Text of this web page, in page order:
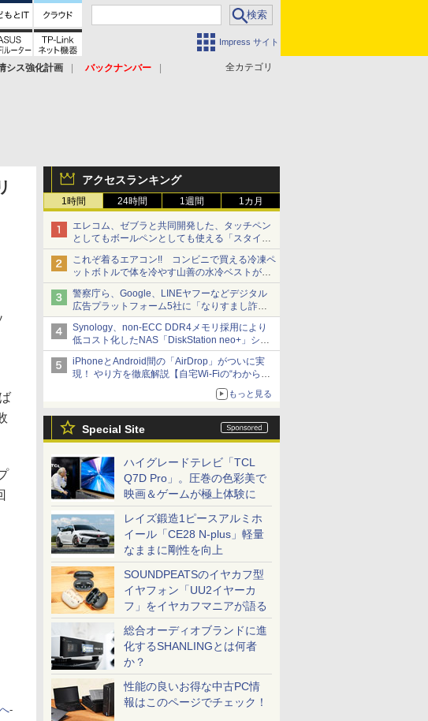
Impress サイト
全カテゴリ
シス強化計画
バックナンバー
アクセスランキング
1時間 24時間 1週間 1カ月
エレコム、ゼブラと共同開発した、タッチペン
としてもボールペンとしても使える「スタイラ
スツーウェイ」発売 iPadにも紙にも、持ち替
えずに書き込める
これぞ着るエアコン!! コンビニで買える冷凍ペ
ットボトルで体を冷やす山善の水冷ベストがロ
ードバイクにちょうどいい【ぼっち・ざ・ろー
ど！その14】【空いた時間でなにしてる？】
警察庁ら、Google、LINEヤフーなどデジタル
広告プラットフォーム5社に「なりすまし詐欺
広告」対策強化を要請 著名人の写真や映像を
使った投資詐欺などへの対策として
Synology、non-ECC DDR4メモリ採用により
低コスト化したNAS「DiskStation neo+」シリ
ーズ 予算を抑えて導入でき、ECCメモリへの
アップグレードも可能
iPhoneとAndroid間の「AirDrop」がついに実
現！ やり方を徹底解説【自宅Wi-Fiの“わからな
もっと見る
Special Site
ハイグレードテレビ「TCL
Q7D Pro」。圧巻の色彩美で
映画＆ゲームが極上体験に
レイズ鍛造1ピースアルミホ
イール「CE28 N-plus」軽量
なままに剛性を向上
SOUNDPEATSのイヤカフ型
イヤフォン「UU2イヤーカ
フ」をイヤカフマニアが語る
総合オーディオブランドに進
化するSHANLINGとは何者
か？
性能の良いお得な中古PC情
報はこのページでチェック！
-